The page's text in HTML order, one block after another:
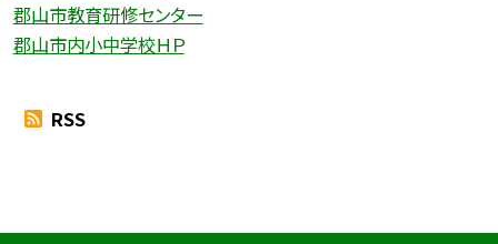
郡山市教育研修センター
郡山市内小中学校ＨＰ
RSS